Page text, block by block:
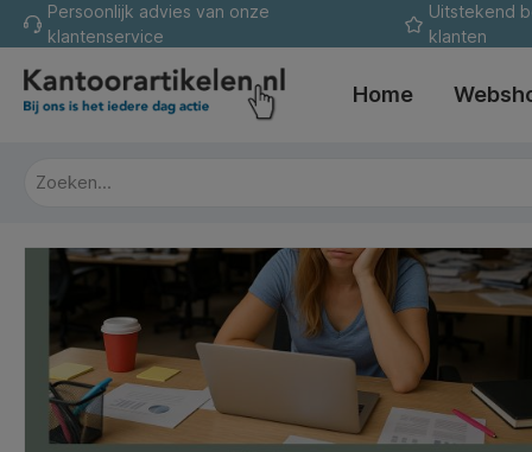
Ga naar de hoofdnavigatie
Persoonlijk advies van onze
klantenservice
Uitstekend
klanten
Home